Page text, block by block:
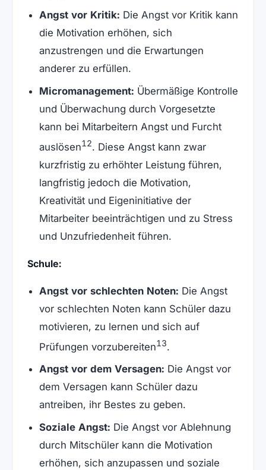
Angst vor Kritik: Die Angst vor Kritik kann
die Motivation erhöhen, sich
anzustrengen und die Erwartungen
anderer zu erfüllen.
Micromanagement: Übermäßige Kontrolle
und Überwachung durch Vorgesetzte
kann bei Mitarbeitern Angst und Furcht
auslösen12. Diese Angst kann zwar
kurzfristig zu erhöhter Leistung führen,
langfristig jedoch die Motivation,
Kreativität und Eigeninitiative der
Mitarbeiter beeinträchtigen und zu Stress
und Unzufriedenheit führen.
Schule:
Angst vor schlechten Noten: Die Angst
vor schlechten Noten kann Schüler dazu
motivieren, zu lernen und sich auf
Prüfungen vorzubereiten13.
Angst vor dem Versagen: Die Angst vor
dem Versagen kann Schüler dazu
antreiben, ihr Bestes zu geben.
Soziale Angst: Die Angst vor Ablehnung
durch Mitschüler kann die Motivation
erhöhen, sich anzupassen und soziale